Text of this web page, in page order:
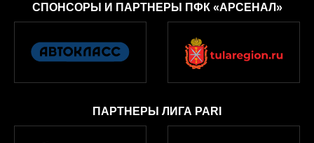
CПОНСОРЫ И ПАРТНЕРЫ ПФК «АРСЕНАЛ»
ПАРТНЕРЫ ЛИГА PARI